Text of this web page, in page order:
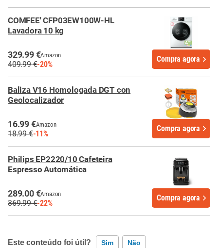
COMFEE' CFP03EW100W-HL
Lavadora 10 kg
329.99 €Amazon
409.99 €-20%
Compra agora
Baliza V16 Homologada DGT con
Geolocalizador
16.99 €Amazon
18.99 €-11%
Compra agora
Philips EP2220/10 Cafeteira
Espresso Automática
289.00 €Amazon
369.99 €-22%
Compra agora
Este conteúdo foi útil? Sim Não